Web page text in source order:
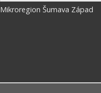
Mikroregion Šumava Západ